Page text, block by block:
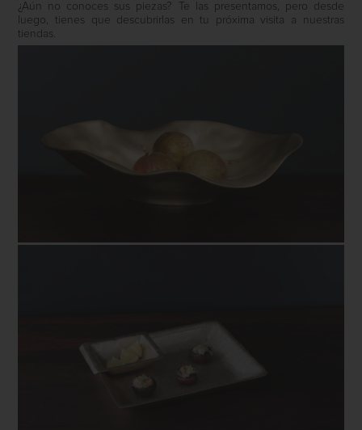
¿Aún no conoces sus piezas? Te las presentamos, pero desde
luego, tienes que descubrirlas en tu próxima visita a nuestras
tiendas.